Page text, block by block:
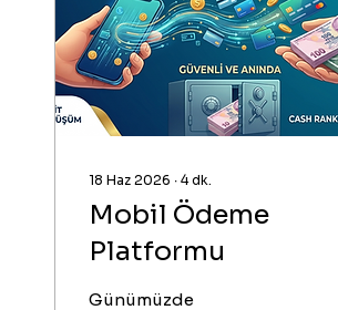
18 Haz 2026 ∙ 4 dk.
Mobil Ödeme
Platformu
Günümüzde